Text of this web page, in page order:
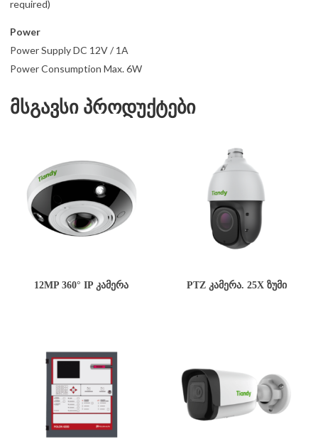
required)
Power
Power Supply DC 12V / 1A
Power Consumption Max. 6W
მსგავსი პროდუქტები
12MP 360° IP ᲙᲐᲛᲔᲠᲐ PTZ ᲙᲐᲛᲔᲠᲐ. 25X ᲖᲣᲛᲘ